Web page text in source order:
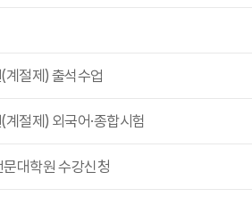
계절제) 출석수업
절제) 외국어·종합시험
문대학원 수강신청